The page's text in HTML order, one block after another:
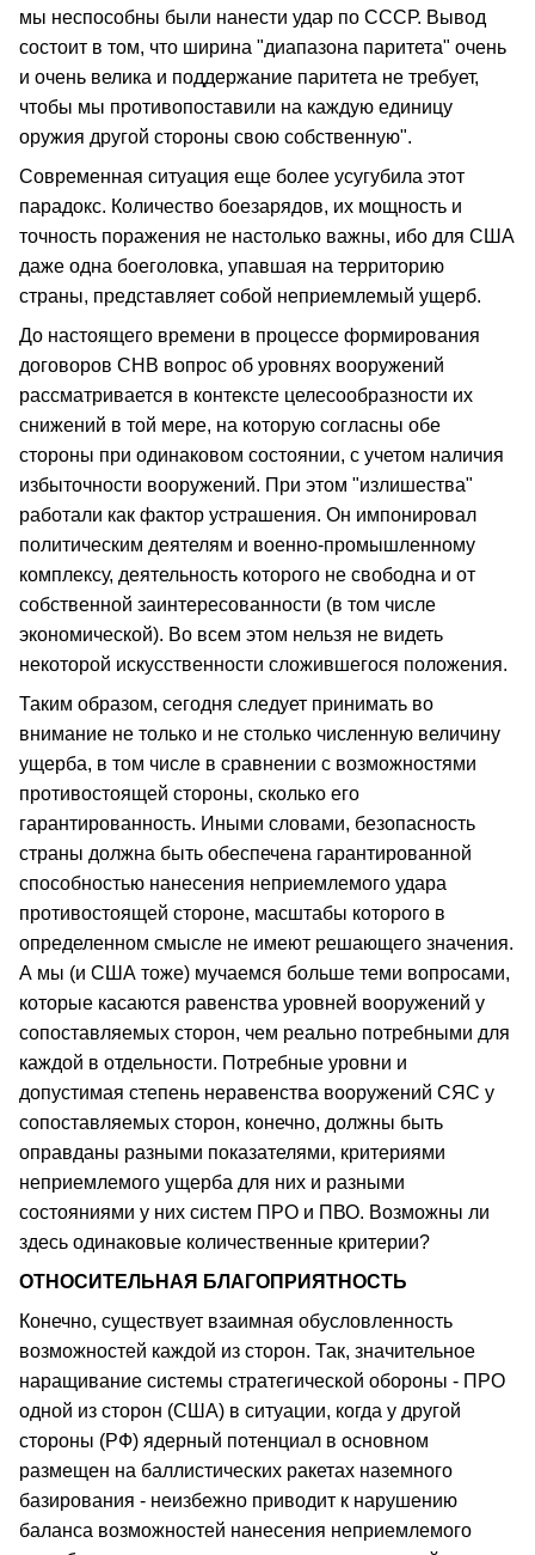
мы неспособны были нанести удар по СССР. Вывод
состоит в том, что ширина "диапазона паритета" очень
и очень велика и поддержание паритета не требует,
чтобы мы противопоставили на каждую единицу
оружия другой стороны свою собственную".
Современная ситуация еще более усугубила этот
парадокс. Количество боезарядов, их мощность и
точность поражения не настолько важны, ибо для США
даже одна боеголовка, упавшая на территорию
страны, представляет собой неприемлемый ущерб.
До настоящего времени в процессе формирования
договоров СНВ вопрос об уровнях вооружений
рассматривается в контексте целесообразности их
снижений в той мере, на которую согласны обе
стороны при одинаковом состоянии, с учетом наличия
избыточности вооружений. При этом "излишества"
работали как фактор устрашения. Он импонировал
политическим деятелям и военно-промышленному
комплексу, деятельность которого не свободна и от
собственной заинтересованности (в том числе
экономической). Во всем этом нельзя не видеть
некоторой искусственности сложившегося положения.
Таким образом, сегодня следует принимать во
внимание не только и не столько численную величину
ущерба, в том числе в сравнении с возможностями
противостоящей стороны, сколько его
гарантированность. Иными словами, безопасность
страны должна быть обеспечена гарантированной
способностью нанесения неприемлемого удара
противостоящей стороне, масштабы которого в
определенном смысле не имеют решающего значения.
А мы (и США тоже) мучаемся больше теми вопросами,
которые касаются равенства уровней вооружений у
сопоставляемых сторон, чем реально потребными для
каждой в отдельности. Потребные уровни и
допустимая степень неравенства вооружений СЯС у
сопоставляемых сторон, конечно, должны быть
оправданы разными показателями, критериями
неприемлемого ущерба для них и разными
состояниями у них систем ПРО и ПВО. Возможны ли
здесь одинаковые количественные критерии?
ОТНОСИТЕЛЬНАЯ БЛАГОПРИЯТНОСТЬ
Конечно, существует взаимная обусловленность
возможностей каждой из сторон. Так, значительное
наращивание системы стратегической обороны - ПРО
одной из сторон (CШA) в ситуации, когда у другой
стороны (РФ) ядерный потенциал в основном
размещен на баллистических ракетах наземного
базирования - неизбежно приводит к нарушению
баланса возможностей нанесения неприемлемого